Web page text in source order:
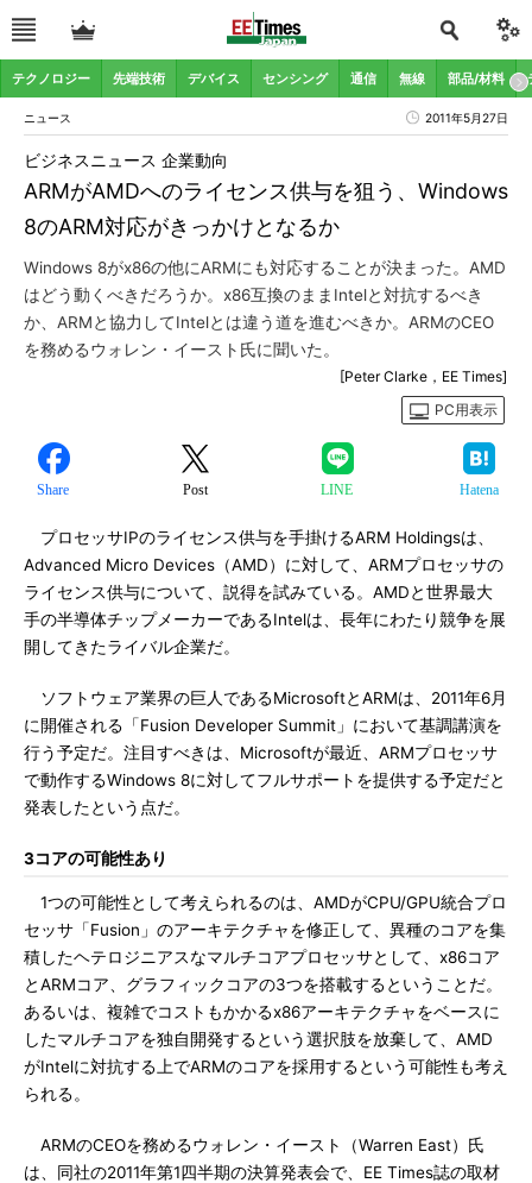
テクノロジー 先端技術 デバイス センシング 通信 無線 部品/材料
ニュース 2011年5月27日
ARMがAMDへのライセンス供与を狙う、Windows
8のARM対応がきっかけとなるか
ビジネスニュース 企業動向
Windows 8がx86の他にARMにも対応することが決まった。AMD
はどう動くべきだろうか。x86互換のままIntelと対抗するべき
か、ARMと協力してIntelとは違う道を進むべきか。ARMのCEO
を務めるウォレン・イースト氏に聞いた。
[Peter Clarke，EE Times]
PC用表示
Share Post LINE Hatena
プロセッサIPのライセンス供与を手掛けるARM Holdingsは、
Advanced Micro Devices（AMD）に対して、ARMプロセッサの
ライセンス供与について、説得を試みている。AMDと世界最大
手の半導体チップメーカーであるIntelは、長年にわたり競争を展
開してきたライバル企業だ。
ソフトウェア業界の巨人であるMicrosoftとARMは、2011年6月
に開催される「Fusion Developer Summit」において基調講演を
行う予定だ。注目すべきは、Microsoftが最近、ARMプロセッサ
で動作するWindows 8に対してフルサポートを提供する予定だと
発表したという点だ。
3コアの可能性あり
1つの可能性として考えられるのは、AMDがCPU/GPU統合プロ
セッサ「Fusion」のアーキテクチャを修正して、異種のコアを集
積したヘテロジニアスなマルチコアプロセッサとして、x86コア
とARMコア、グラフィックコアの3つを搭載するということだ。
あるいは、複雑でコストもかかるx86アーキテクチャをベースに
したマルチコアを独自開発するという選択肢を放棄して、AMD
がIntelに対抗する上でARMのコアを採用するという可能性も考え
られる。
ARMのCEOを務めるウォレン・イースト（Warren East）氏
は、同社の2011年第1四半期の決算発表会で、EE Times誌の取材